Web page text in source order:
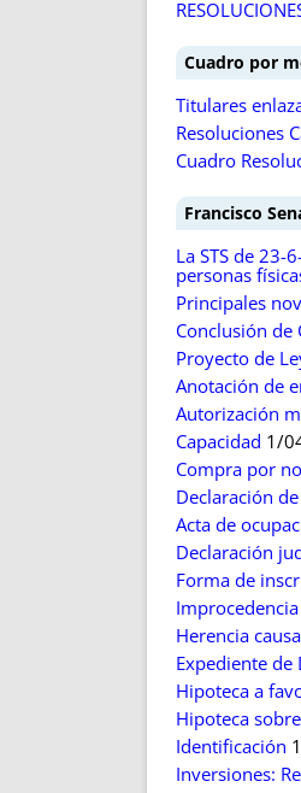
Cuadro por
Titulares
Resoluciones
Cuadro
Francisco
La STS de
personas
Principales
Conclusión de
Proyecto de
Anotación de
Autorización
Capacidad 1/
Compra por
Declaración
Acta de
Declaración
Forma de
Improcedencia
Herencia
Expediente
Hipoteca a
Hipoteca
Identificación
Inversiones: